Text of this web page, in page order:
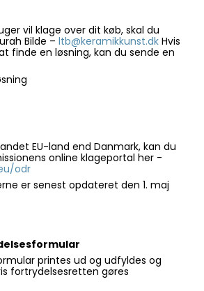
vil klage over dit køb, skal du
Bilde – ltb@keramikkunst.dk Hvis
finde en løsning, kan du sende en
EU-land end Danmark, kan du
online klageportal her -
odr
er senest opdateret den 1. maj
printes ud og udfyldes og
fortrydelsesretten gøres